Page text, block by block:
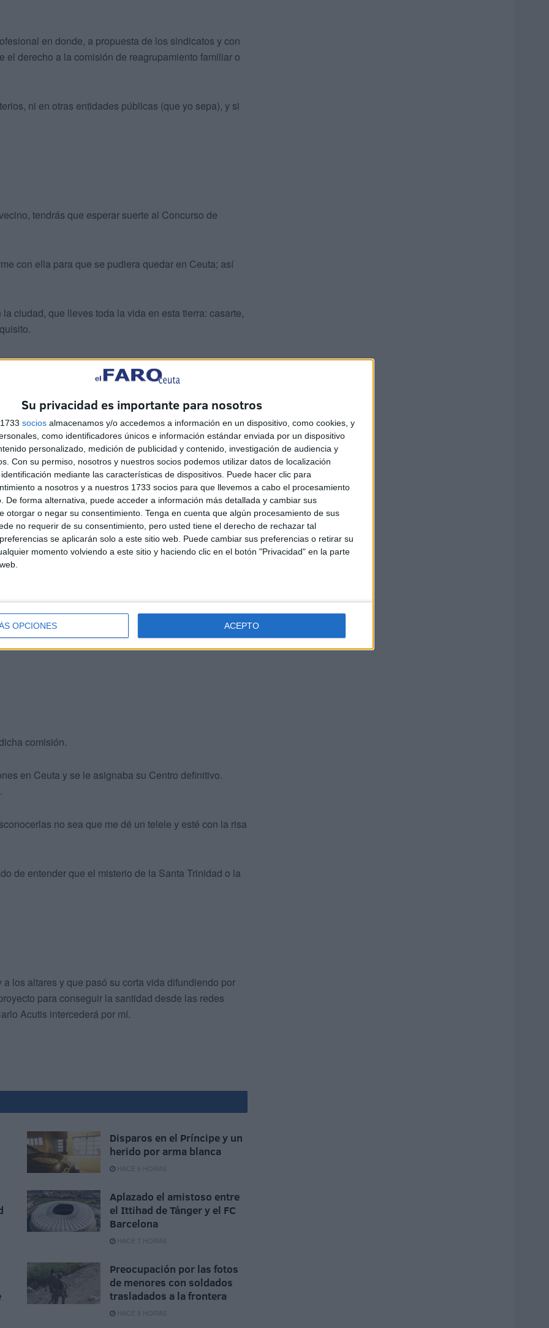
Su privacidad es importante para nosotros
socios almacenamos y/o accedemos a información en un dispositivo, como cookies, y
como identificadores únicos e información estándar enviada por un dispositivo
personalizado, medición de publicidad y contenido, investigación de audiencia y
Con su permiso, nosotros y nuestros socios podemos utilizar datos de localización
mediante las características de dispositivos. Puede hacer clic para
a nosotros y a nuestros 1733 socios para que llevemos a cabo el procesamiento
De forma alternativa, puede acceder a información más detallada y cambiar sus
otorgar o negar su consentimiento. Tenga en cuenta que algún procesamiento de sus
no requerir de su consentimiento, pero usted tiene el derecho de rechazar tal
se aplicarán solo a este sitio web. Puede cambiar sus preferencias o retirar su
momento volviendo a este sitio y haciendo clic en el botón "Privacidad" en la parte
OPCIONES ACEPTO
en donde, a propuesta de los sindicatos y con
derecho a la comisión de reagrupamiento familiar o
ni en otras entidades públicas (que yo sepa), y si
tendrás que esperar suerte al Concurso de
con ella para que se pudiera quedar en Ceuta; así
ciudad, que lleves toda la vida en esta tierra: casarte,
las orejas por cualquier funcionario de nuestra
acordarme no sea que alguien vaya con un palo y
que en su Centro estuvieron trabajando un
horas; el motivo era los alumnos y alumnas
chinos, rumanos. marroquíes, polacos,
Etc.
razones, propuestas, programaciones,
serían los encargados: una funcionaria
transitoriamente de puesto de trabajo y se halla a la
comisión.
en Ceuta y se le asignaba su Centro definitivo.
no sea que me dé un telele y esté con la risa
de entender que el misterio de la Santa Trinidad o la
los altares y que pasó su corta vida difundiendo por
para conseguir la santidad desde las redes
Acutis intercederá por mí.
Disparos en el Príncipe y un
herido por arma blanca
HACE 6 HORAS
Aplazado el amistoso entre
el Ittihad de Tánger y el FC
Barcelona
HACE 7 HORAS
Preocupación por las fotos
de menores con soldados
trasladados a la frontera
HACE 8 HORAS